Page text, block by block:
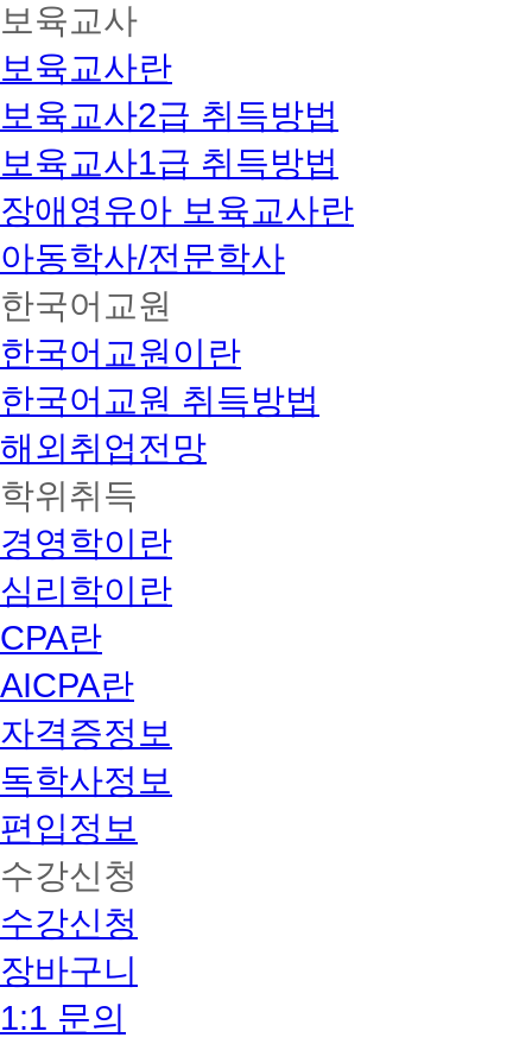
보육교사
보육교사란
보육교사2급 취득방법
보육교사1급 취득방법
장애영유아 보육교사란
아동학사/전문학사
한국어교원
한국어교원이란
한국어교원 취득방법
해외취업전망
학위취득
경영학이란
심리학이란
CPA란
AICPA란
자격증정보
독학사정보
편입정보
수강신청
수강신청
장바구니
1:1 문의